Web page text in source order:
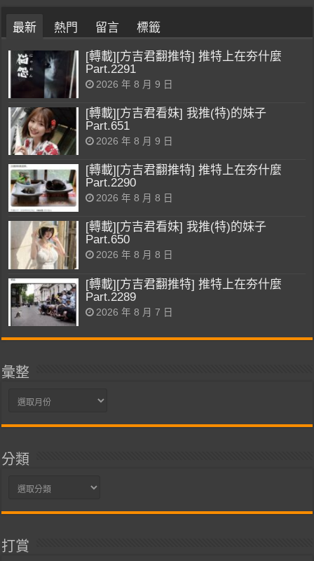
最新 熱門 留言 標籤
[轉載][方吉君翻推特] 推特上在夯什麼
Part.2291
2026 年 8 月 9 日
[轉載][方吉君看妹] 我推(特)的妹子
Part.651
2026 年 8 月 9 日
[轉載][方吉君翻推特] 推特上在夯什麼
Part.2290
2026 年 8 月 8 日
[轉載][方吉君看妹] 我推(特)的妹子
Part.650
2026 年 8 月 8 日
[轉載][方吉君翻推特] 推特上在夯什麼
Part.2289
2026 年 8 月 7 日
彙整
彙
分類
分
打賞